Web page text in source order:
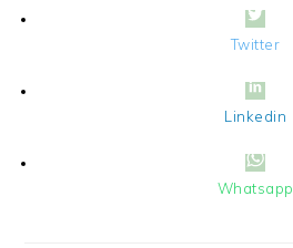
Twitter
Linkedin
Whatsapp